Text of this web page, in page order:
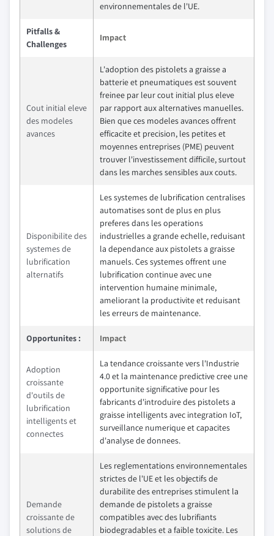
environnementales de l'UE.
Pitfalls &
Challenges
Impact
Cout initial eleve
des modeles
avances
L'adoption des pistolets a graisse a
batterie et pneumatiques est souvent
freinee par leur cout initial plus eleve
par rapport aux alternatives manuelles.
Bien que ces modeles avances offrent
efficacite et precision, les petites et
moyennes entreprises (PME) peuvent
trouver l'investissement difficile, surtout
dans les marches sensibles aux couts.
Disponibilite des
systemes de
lubrification
alternatifs
Les systemes de lubrification centralises
automatises sont de plus en plus
preferes dans les operations
industrielles a grande echelle, reduisant
la dependance aux pistolets a graisse
manuels. Ces systemes offrent une
lubrification continue avec une
intervention humaine minimale,
ameliorant la productivite et reduisant
les erreurs de maintenance.
Opportunites : Impact
Adoption
croissante
d'outils de
lubrification
intelligents et
connectes
La tendance croissante vers l'Industrie
4.0 et la maintenance predictive cree une
opportunite significative pour les
fabricants d'introduire des pistolets a
graisse intelligents avec integration IoT,
surveillance numerique et capacites
d'analyse de donnees.
Demande
croissante de
solutions de
Les reglementations environnementales
strictes de l'UE et les objectifs de
durabilite des entreprises stimulent la
demande de pistolets a graisse
compatibles avec des lubrifiants
biodegradables et a faible toxicite. Les